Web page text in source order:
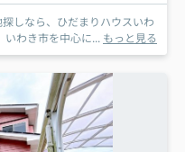
しなら、ひだまりハウスいわ
、いわき市を中心に... もっと見る